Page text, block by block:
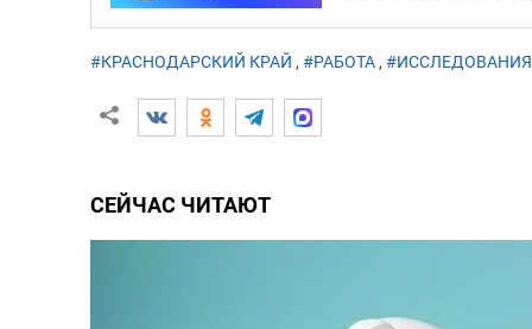
#КРАСНОДАРСКИЙ КРАЙ , #РАБОТА, #ИССЛЕДОВАНИЯ
СЕЙЧАС ЧИТАЮТ